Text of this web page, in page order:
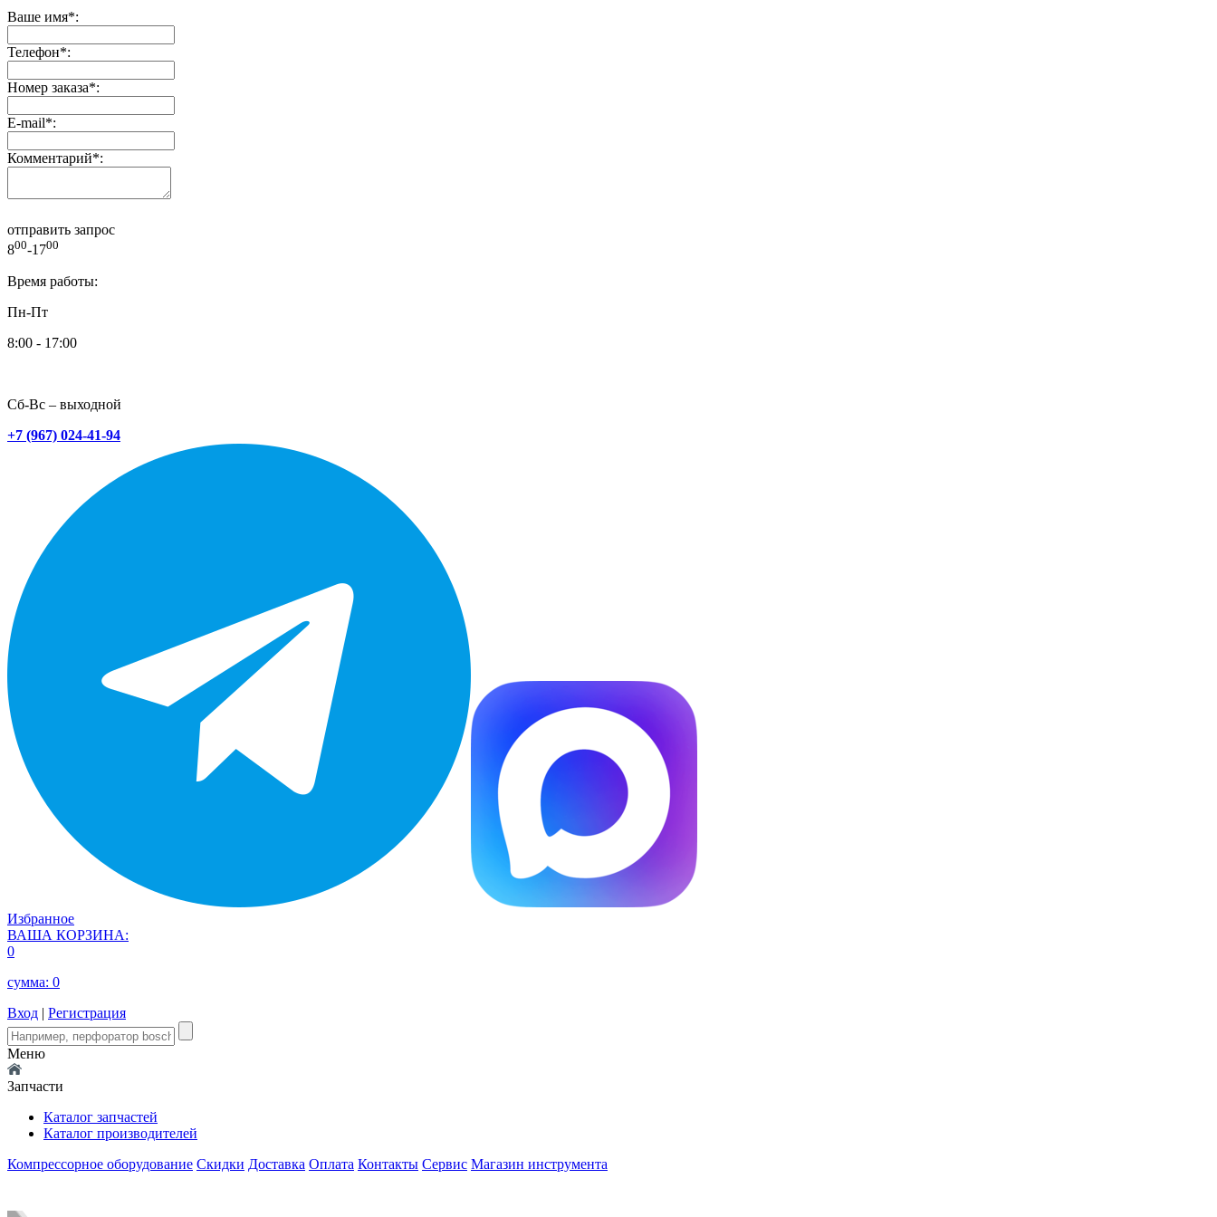
Ваше имя*:
Телефон*:
Номер заказа*:
E-mail*:
Комментарий*:
отправить запрос
800-1700
Время работы:
Пн-Пт
8:00 - 17:00
Сб-Вс – выходной
+7 (967) 024-41-94
Избранное
ВАША КОРЗИНА:
0
сумма: 0
Вход | Регистрация
Меню
Запчасти
Каталог запчастей
Каталог производителей
Компрессорное оборудование Скидки Доставка Оплата Контакты Сервис Магазин инструмента